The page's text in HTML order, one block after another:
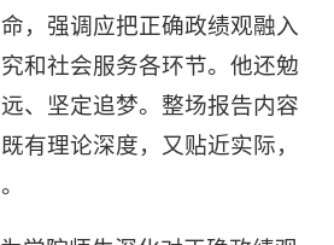
，强调应把正确政绩观融入
和社会服务各环节。他还勉
、坚定追梦。整场报告内容
有理论深度，又贴近实际，